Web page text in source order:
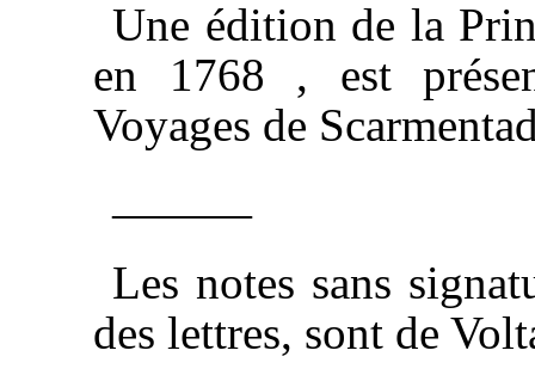
Une édition de la
en 1768 , est
Voyages de
———
Les notes sans
des lettres, sont de